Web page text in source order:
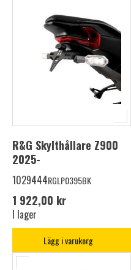
R&G Skylthållare Z900
2025-
1029444RGLP0395BK
1 922,00 kr
I lager
Lägg i varukorg